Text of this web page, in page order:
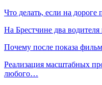
Что делать, если на дороге
На Брестчине два
Почему после показа
Реализация масштабных
любого…